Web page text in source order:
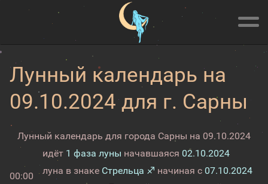
Лунный календарь на
09.10.2024 для г. Сарны
Лунный календарь для города Сарны на 09.10.2024
00:00
идёт 1 фаза луны начавшаяся 02.10.2024
луна в знаке Стрельца ♐ начиная с 07.10.2024